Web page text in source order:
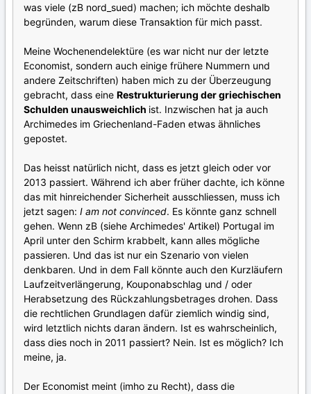
was viele (zB nord_sued) machen; ich möchte deshalb
begründen, warum diese Transaktion für mich passt.
Meine Wochenendelektüre (es war nicht nur der letzte
Economist, sondern auch einige frühere Nummern und
andere Zeitschriften) haben mich zu der Überzeugung
gebracht, dass eine Restrukturierung der griechischen
Schulden unausweichlich ist. Inzwischen hat ja auch
Archimedes im Griechenland-Faden etwas ähnliches
gepostet.
Das heisst natürlich nicht, dass es jetzt gleich oder vor
2013 passiert. Während ich aber früher dachte, ich könne
das mit hinreichender Sicherheit ausschliessen, muss ich
jetzt sagen: I am not convinced. Es könnte ganz schnell
gehen. Wenn zB (siehe Archimedes' Artikel) Portugal im
April unter den Schirm krabbelt, kann alles mögliche
passieren. Und das ist nur ein Szenario von vielen
denkbaren. Und in dem Fall könnte auch den Kurzläufern
Laufzeitverlängerung, Kouponabschlag und / oder
Herabsetzung des Rückzahlungsbetrages drohen. Dass
die rechtlichen Grundlagen dafür ziemlich windig sind,
wird letztlich nichts daran ändern. Ist es wahrscheinlich,
dass dies noch in 2011 passiert? Nein. Ist es möglich? Ich
meine, ja.
Der Economist meint (imho zu Recht), dass die